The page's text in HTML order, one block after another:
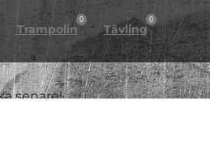
Trampolin
0
Tävling
0
senare!